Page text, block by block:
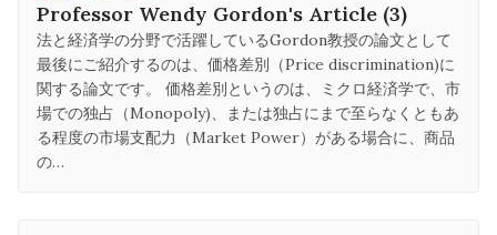
Professor Wendy Gordon's Article (3)
法と経済学の分野で活躍しているGordon教授の論文として
最後にご紹介するのは、価格差別（Price discrimination)に
関する論文です。 価格差別というのは、ミクロ経済学で、市
場での独占（Monopoly)、または独占にまで至らなくともあ
る程度の市場支配力（Market Power）がある場合に、商品
の…